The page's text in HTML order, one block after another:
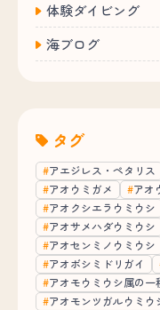
体験ダイビング
海ブログ
タグ
アエジレス・ペタリス
アオウミガメ
アオ
アオクシエラウミウシ
アオサメハダウミウシ
アオセンミノウミウシ
アオボシミドリガイ
アオモウミウシ属の一
アオモンツガルウミウ